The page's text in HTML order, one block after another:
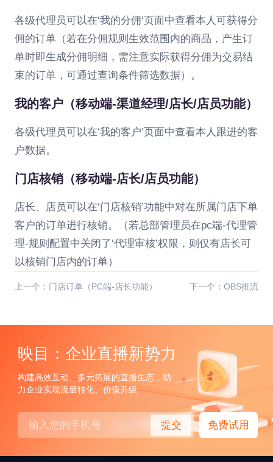
各级代理员可以在‘我的分佣’页面中查看本人可获得分
佣的订单（若在分佣规则生效范围内的商品，产生订
单时即生成分佣明细，需注意实际获得分佣为交易结
束的订单，可通过查询条件筛选数据）。
我的客户（移动端-渠道经理/店长/店员功能）
各级代理员可以在‘我的客户’页面中查看本人跟进的客
户数据。
门店核销（移动端-店长/店员功能）
店长、店员可以在‘门店核销’功能中对在所属门店下单
客户的订单进行核销。（若总部管理员在pc端-代理管
理-规则配置中关闭了‘代理审核’权限，则仅有店长可
以核销门店内的订单）
上一个：门店订单（PC端-店长功能） 下一个：OBS推流
映目：企业直播新势力
构建高效互动、多元拓展的直播生态，助
力企业实现流量转化、价值升级
提交 免费试用